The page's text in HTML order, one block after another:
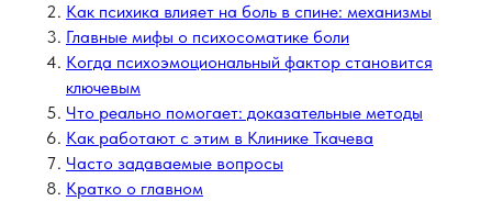
Как психика влияет на боль в спине: механизмы
Главные мифы о психосоматике боли
Когда психоэмоциональный фактор становится
ключевым
Что реально помогает: доказательные методы
Как работают с этим в Клинике Ткачева
Часто задаваемые вопросы
Кратко о главном